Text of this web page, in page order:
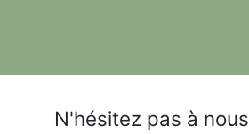
N'hésitez pas à